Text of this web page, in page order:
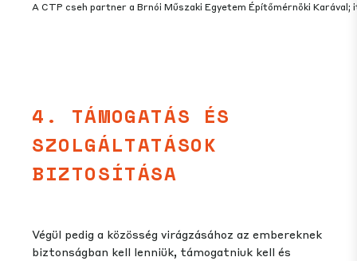
A CTP cseh partner a Brnói Műszaki Egyetem Építőmérnöki
4. TÁMOGATÁS ÉS
SZOLGÁLTATÁSOK
BIZTOSÍTÁSA
Végül pedig a közösség virágzásához az embereknek
biztonságban kell lenniük, támogatniuk kell és